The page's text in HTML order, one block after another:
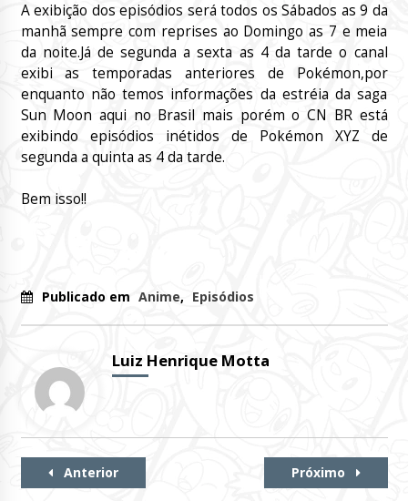
A exibição dos episódios será todos os Sábados as 9 da
manhã sempre com reprises ao Domingo as 7 e meia
da noite.Já de segunda a sexta as 4 da tarde o canal
exibi as temporadas anteriores de Pokémon,por
enquanto não temos informações da estréia da saga
Sun Moon aqui no Brasil mais porém o CN BR está
exibindo episódios inétidos de Pokémon XYZ de
segunda a quinta as 4 da tarde.
Bem isso!!
Publicado em Anime, Episódios
Luiz Henrique Motta
Continue
Anterior Próximo